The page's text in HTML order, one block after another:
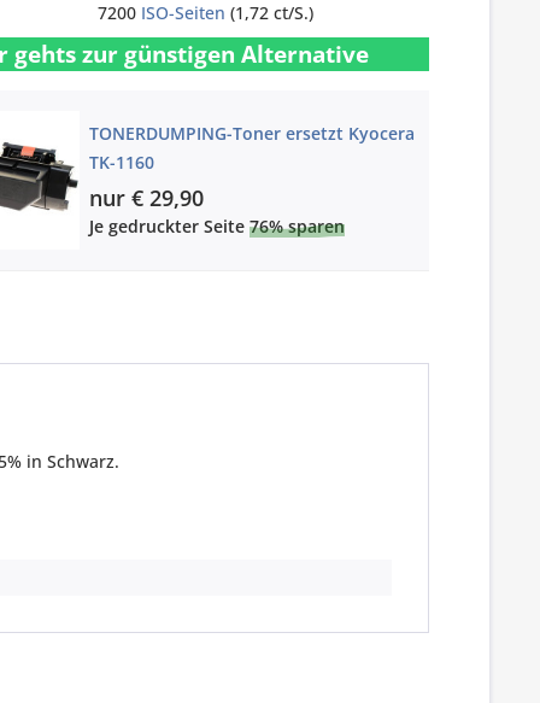
7200 ISO-Seiten (1,72 ct/S.)
gehts zur günstigen Alternative
TONERDUMPING-Toner ersetzt Kyocera
TK-1160
nur € 29,90
Je gedruckter Seite 76% sparen
in Schwarz.